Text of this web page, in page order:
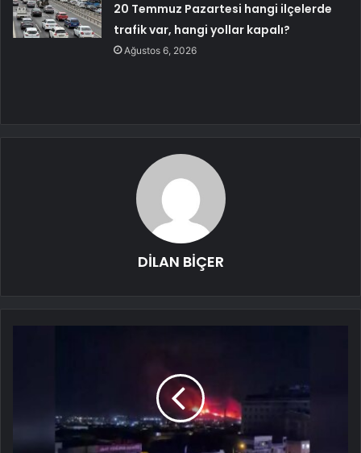
20 Temmuz Pazartesi hangi ilçelerde
trafik var, hangi yollar kapalı?
Ağustos 6, 2026
DİLAN BİÇER